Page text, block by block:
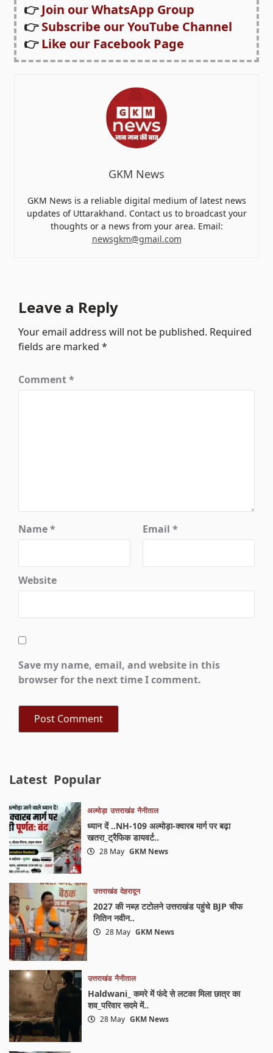
👉Join our WhatsApp Group
👉Subscribe our YouTube Channel
👉Like our Facebook Page
GKM News
GKM News is a reliable digital medium of latest news
updates of Uttarakhand. Contact us to broadcast your
thoughts or a news from your area. Email:
newsgkm@gmail.com
Leave a Reply
Your email address will not be published. Required
fields are marked*
Comment*
Name* Email *
Website
Save my name, email, and website in this
browser for the next time I comment.
Latest Popular
अल्मोड़ा उत्तराखंड नैनीताल
ध्यान दें ..NH-109 अल्मोड़ा-क्वारब मार्ग पर बढ़ा
खतरा_ट्रैफिक डायवर्ट..
28 May GKM News
उत्तराखंड देहरादून
2027 की नब्ज़ टटोलने उत्तराखंड पहुंचे BJP चीफ
नितिन नवीन..
28 May GKM News
उत्तराखंड नैनीताल
Haldwani_ कमरे में फंदे से लटका मिला छात्र का
शव_परिवार सदमे में..
28 May GKM News